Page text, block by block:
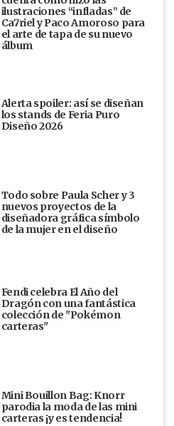
ilustraciones “infladas” de
Ca7riel y Paco Amoroso para
el arte de tapa de su nuevo
álbum
Alerta spoiler: así se diseñan
los stands de Feria Puro
Diseño 2026
Todo sobre Paula Scher y 3
nuevos proyectos de la
diseñadora gráfica símbolo
de la mujer en el diseño
Fendi celebra El Año del
Dragón con una fantástica
colección de "Pokémon
carteras"
Mini Bouillon Bag: Knorr
parodia la moda de las mini
carteras ¡y es tendencia!